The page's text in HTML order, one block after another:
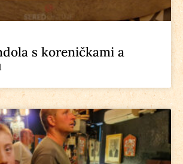
s koreničkami a